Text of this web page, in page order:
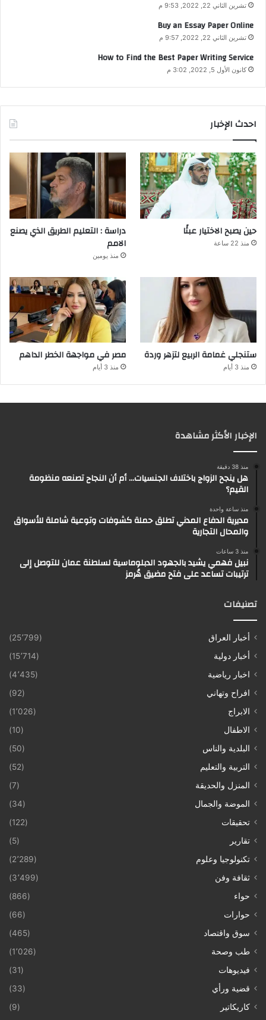
تشرين الثاني 22, 2022, 9:53 م
Buy an Essay Paper Online
تشرين الثاني 22, 2022, 9:57 م
How to Find the Best Paper Writing Service
كانون الأول 5, 2022, 3:02 م
احدث الإخبار
حين يصبح الاختيار عبئًا
منذ 22 ساعة
دراسة : التعليم الطريق الذي يصنع
الامم
منذ يومين
ستنجلي غمامة الربيع لتزهر وردة
منذ 3 أيام
مصر في مواجهة الخطر الداهم
منذ 3 أيام
الإخبار الأكثر مشاهدة
منذ 38 دقيقة
هل ينجح الزواج باختلاف الجنسيات… أم أن النجاح تصنعه منظومة
القيم؟
منذ ساعة واحدة
مديرية الدفاع المدني تطلق حملة كشوفات وتوعية شاملة للأسواق
والمحال التجارية
منذ 3 ساعات
نبيل فهمي يشيد بالجهود الدبلوماسية لسلطنة عمان للتوصل إلى
ترتيبات تساعد على فتح مضيق هُرمز
تصنيفات
أخبار العراق
(25٬799)
أخبار دولية
(15٬714)
اخبار رياضية
(4٬435)
افراح وتهاني
(92)
الابراج
(1٬026)
الاطفال
(10)
البلدية والناس
(50)
التربية والتعليم
(52)
المنزل والحديقة
(7)
الموضة والجمال
(34)
تحقيقات
(122)
تقارير
(5)
تكنولوجيا وعلوم
(2٬289)
ثقافة وفن
(3٬499)
حواء
(866)
حوارات
(66)
سوق واقتصاد
(465)
طب وصحة
(1٬026)
فيديوهات
(31)
قضية ورأي
(33)
كاريكاتير
(9)